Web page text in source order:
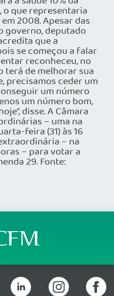
que representaria
2008. Apesar das
governo, deputado
que a
se começou a falar
reconheceu, no
terá de melhorar sua
precisamos ceder um
um número
um número bom,
disse. A Câmara
– uma na
feira (31) às 16
– na
– para votar a
29. Fonte: